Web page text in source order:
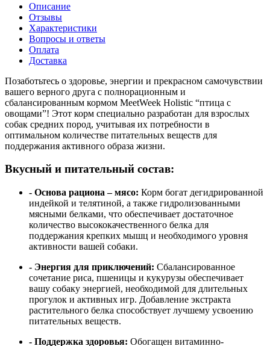
Описание
Отзывы
Характеристики
Вопросы и ответы
Оплата
Доставка
Позаботьтесь о здоровье, энергии и прекрасном самочувствии
вашего верного друга с полнорационным и
сбалансированным кормом MeetWeek Holistic “птица с
овощами”! Этот корм специально разработан для взрослых
собак средних пород, учитывая их потребности в
оптимальном количестве питательных веществ для
поддержания активного образа жизни.
Вкусный и питательный состав:
- Основа рациона – мясо: Корм богат дегидрированной
индейкой и телятиной, а также гидролизованными
мясными белками, что обеспечивает достаточное
количество высококачественного белка для
поддержания крепких мышц и необходимого уровня
активности вашей собаки.
- Энергия для приключений: Сбалансированное
сочетание риса, пшеницы и кукурузы обеспечивает
вашу собаку энергией, необходимой для длительных
прогулок и активных игр. Добавление экстракта
растительного белка способствует лучшему усвоению
питательных веществ.
- Поддержка здоровья: Обогащен витаминно-